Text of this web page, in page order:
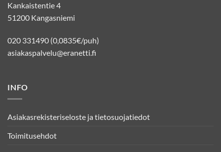
Kankaistentie 4
51200 Kangasniemi
020 331490 (0,0835€/puh)
asiakaspalvelu@eranetti.fi
INFO
Asiakasrekisteriseloste ja tietosuojatiedot
Toimitusehdot